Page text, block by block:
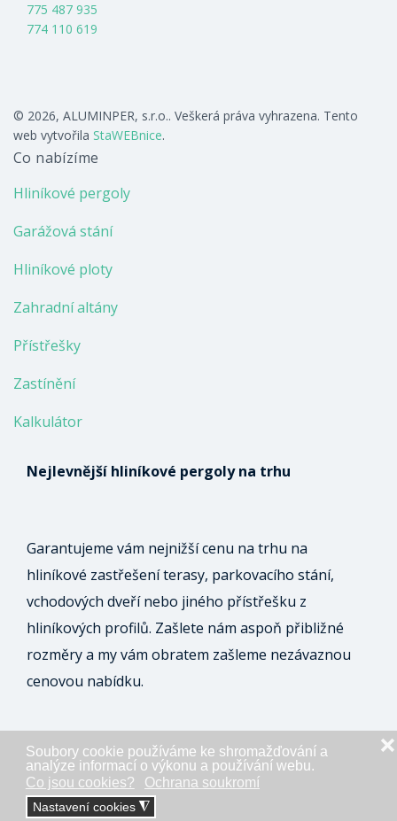
Soubory cookie používáme ke shromažďování a
analýze informací o výkonu a používání webu.
Co jsou cookies?
Ochrana soukromí
Nastavení cookies ◮
❌
775 487 935
774 110 619
© 2026, ALUMINPER, s.r.o.. Veškerá práva vyhrazena. Tento
web vytvořila StaWEBnice.
Co nabízíme
Hliníkové pergoly
Garážová stání
Hliníkové ploty
Zahradní altány
Přístřešky
Zastínění
Kalkulátor
Nejlevnější hliníkové pergoly na trhu
Garantujeme vám nejnižší cenu na trhu na
hliníkové zastřešení terasy, parkovacího stání,
vchodových dveří nebo jiného přístřešku z
hliníkových profilů. Zašlete nám aspoň přibližné
rozměry a my vám obratem zašleme nezávaznou
cenovou nabídku.
ODESLAT NEZÁVAZNOU POPTÁVKU